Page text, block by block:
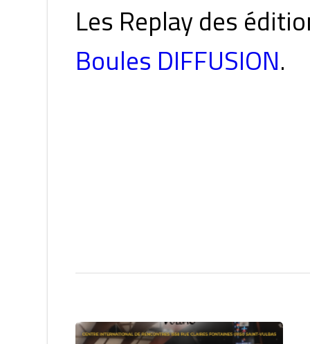
Les Replay des
Boules DIFFUSION.